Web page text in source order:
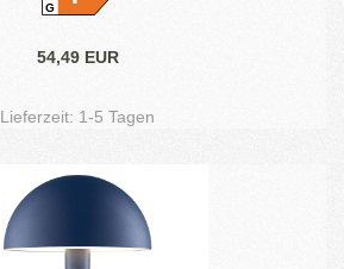
G
54,49 EUR
Lieferzeit: 1-5 Tagen